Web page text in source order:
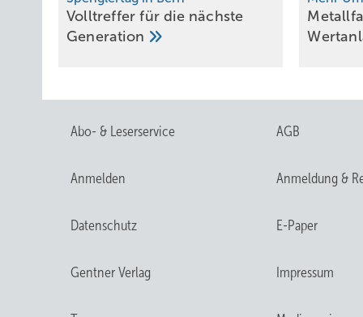
Volltreffer für die nächste
Generation
Abo- & Leserservice AGB
Anmelden Anmeldung &
Datenschutz E-Paper
Gentner Verlag Impressum